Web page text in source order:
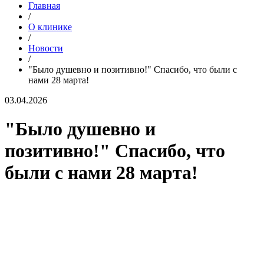
Главная
/
О клинике
/
Новости
/
"Было душевно и позитивно!" Спасибо, что были с
нами 28 марта!
03.04.2026
"Было душевно и
позитивно!" Спасибо, что
были с нами 28 марта!